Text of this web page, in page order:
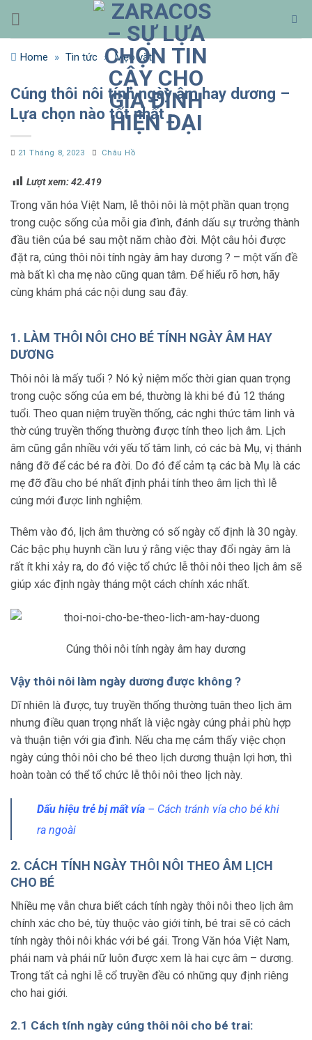
qua
nội
dungHome » Tin tức » Mẹo vặt
Cúng thôi nôi tính ngày âm hay dương –
Lựa chọn nào tốt nhất
21 Tháng 8, 2023 Châu Hồ
Lượt xem:42.419
Trong văn hóa Việt Nam, lễ thôi nôi là một phần quan trọng
trong cuộc sống của mỗi gia đình, đánh dấu sự trưởng thành
đầu tiên của bé sau một năm chào đời. Một câu hỏi được
đặt ra, cúng thôi nôi tính ngày âm hay dương ? – một vấn đề
mà bất kì cha mẹ nào cũng quan tâm. Để hiểu rõ hơn, hãy
cùng khám phá các nội dung sau đây.
1. LÀM THÔI NÔI CHO BÉ TÍNH NGÀY ÂM HAY
DƯƠNG
Thôi nôi là mấy tuổi ? Nó kỷ niệm mốc thời gian quan trọng
trong cuộc sống của em bé, thường là khi bé đủ 12 tháng
tuổi. Theo quan niệm truyền thống, các nghi thức tâm linh và
thờ cúng truyền thống thường được tính theo lịch âm. Lịch
âm cũng gắn nhiều với yếu tố tâm linh, có các bà Mụ, vị thánh
nâng đỡ để các bé ra đời. Do đó để cảm tạ các bà Mụ là các
mẹ đỡ đầu cho bé nhất định phải tính theo âm lịch thì lễ
cúng mới được linh nghiệm.
Thêm vào đó, lịch âm thường có số ngày cố định là 30 ngày.
Các bậc phụ huynh cần lưu ý rằng việc thay đổi ngày âm là
rất ít khi xảy ra, do đó việc tổ chức lễ thôi nôi theo lịch âm sẽ
giúp xác định ngày tháng một cách chính xác nhất.
Cúng thôi nôi tính ngày âm hay dương
Vậy thôi nôi làm ngày dương được không ?
Dĩ nhiên là được, tuy truyền thống thường tuân theo lịch âm
nhưng điều quan trọng nhất là việc ngày cúng phải phù hợp
và thuận tiện với gia đình. Nếu cha mẹ cảm thấy việc chọn
ngày cúng thôi nôi cho bé theo lịch dương thuận lợi hơn, thì
hoàn toàn có thể tổ chức lễ thôi nôi theo lịch này.
Dấu hiệu trẻ bị mất vía – Cách tránh vía cho bé khi
ra ngoài
2. CÁCH TÍNH NGÀY THÔI NÔI THEO ÂM LỊCH
CHO BÉ
Nhiều mẹ vẫn chưa biết cách tính ngày thôi nôi theo lịch âm
chính xác cho bé, tùy thuộc vào giới tính, bé trai sẽ có cách
tính ngày thôi nôi khác với bé gái. Trong Văn hóa Việt Nam,
phái nam và phái nữ luôn được xem là hai cực âm – dương.
Trong tất cả nghi lễ cổ truyền đều có những quy định riêng
cho hai giới.
2.1 Cách tính ngày cúng thôi nôi cho bé trai: